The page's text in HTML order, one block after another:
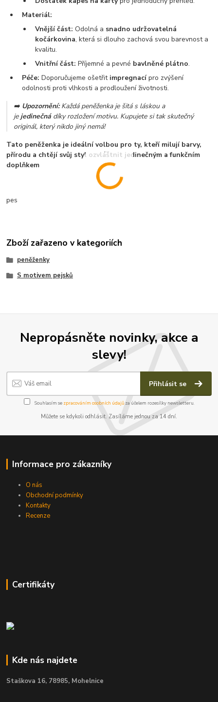
Materiál:
Vnější část: Odolná a snadno udržovatelná
kočárkovina, která si dlouho zachová svou barevnost a
kvalitu.
Vnitřní část: Příjemné a pevné bavlněné plátno.
Péče: Doporučujeme ošetřit impregnacípro zvýšení
odolnosti proti vlhkosti a prodloužení životnosti.
➡️ Upozornění:Každá peněženka je šitá s láskou a
jejedinečnádíky rozložení motivu. Kupujete si tak skutečný
originál, který nikdo jiný nemá!
Tato peněženka je ideální volbou pro ty, kteří milují barvy,
přírodu a chtějí svůj styl ozvláštnit jedinečným a funkčním
doplňkem
pes
Zboží zařazeno v kategoriích
peněženky
S motivem pejsků
Nepropásněte novinky, akce a
slevy!
Přihlásit se
Souhlasím se zpracováním osobních údajůza účelem rozesílky newsletteru.
Můžete se kdykoli odhlásit. Zasíláme jednou za 14 dní.
Informace pro zákazníky
O nás
Obchodní podmínky
Kontakty
Recenze
Certifikáty
Kde nás najdete
Staškova 16, 78985, Mohelnice